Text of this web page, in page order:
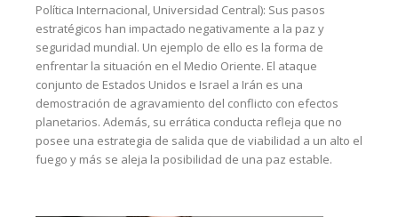
Política Internacional, Universidad Central): Sus pasos
estratégicos han impactado negativamente a la paz y
seguridad mundial. Un ejemplo de ello es la forma de
enfrentar la situación en el Medio Oriente. El ataque
conjunto de Estados Unidos e Israel a Irán es una
demostración de agravamiento del conflicto con efectos
planetarios. Además, su errática conducta refleja que no
posee una estrategia de salida que de viabilidad a un alto el
fuego y más se aleja la posibilidad de una paz estable.